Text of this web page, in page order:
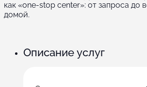
как «one-stop center»: от запроса до
домой.
Описание услуг